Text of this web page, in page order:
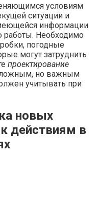
условиям
ситуации и
информации
работы. Необходимо
погодные
могут затруднить
проектирование
но важным
учитывать при
новых
действиям в